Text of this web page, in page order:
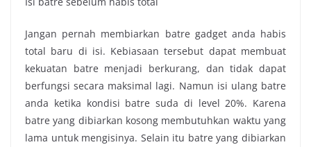
Jangan pernah membiarkan batre gadget anda habis
total baru di isi. Kebiasaan tersebut dapat membuat
kekuatan batre menjadi berkurang, dan tidak dapat
berfungsi secara maksimal lagi. Namun isi ulang batre
anda ketika kondisi batre suda di level 20%. Karena
batre yang dibiarkan kosong membutuhkan waktu yang
lama untuk mengisinya. Selain itu batre yang dibiarkan